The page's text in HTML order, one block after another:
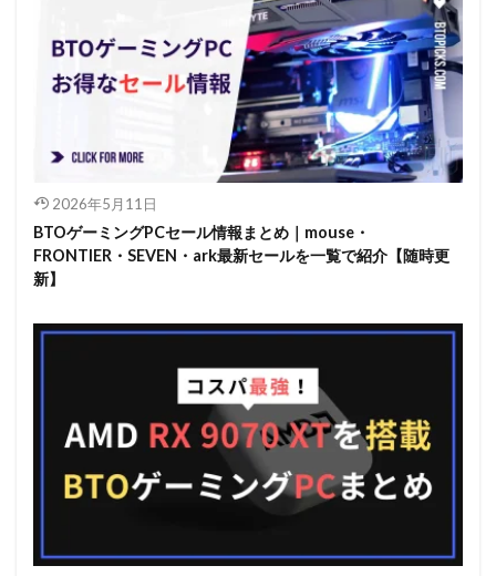
2026年5月11日
BTOゲーミングPCセール情報まとめ｜mouse・
FRONTIER・SEVEN・ark最新セールを一覧で紹介【随時更
新】